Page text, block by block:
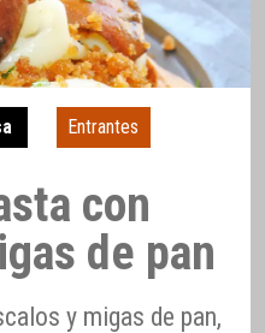
Entrantes
con
de pan
y migas de pan,